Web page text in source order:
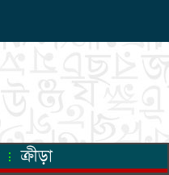
ক্রীড়া